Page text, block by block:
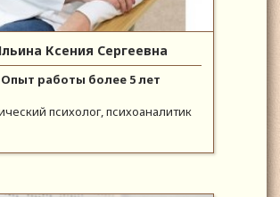
Ксения Сергеевна
Опыт работы более 5 лет
психолог, психоаналитик